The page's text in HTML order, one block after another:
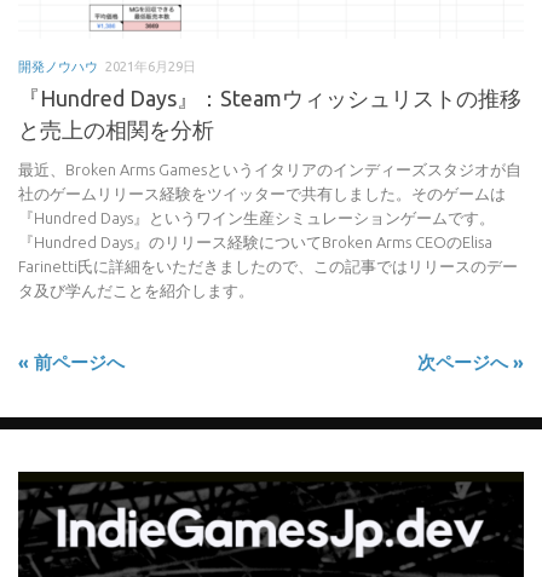
開発ノウハウ 2021年6月29日
『Hundred Days』：Steamウィッシュリストの推移
と売上の相関を分析
最近、Broken Arms Gamesというイタリアのインディーズスタジオが自
社のゲームリリース経験をツイッターで共有しました。そのゲームは
『Hundred Days』というワイン生産シミュレーションゲームです。
『Hundred Days』のリリース経験についてBroken Arms CEOのElisa
Farinetti氏に詳細をいただきましたので、この記事ではリリースのデー
タ及び学んだことを紹介します。
« 前ページへ 次ページへ »